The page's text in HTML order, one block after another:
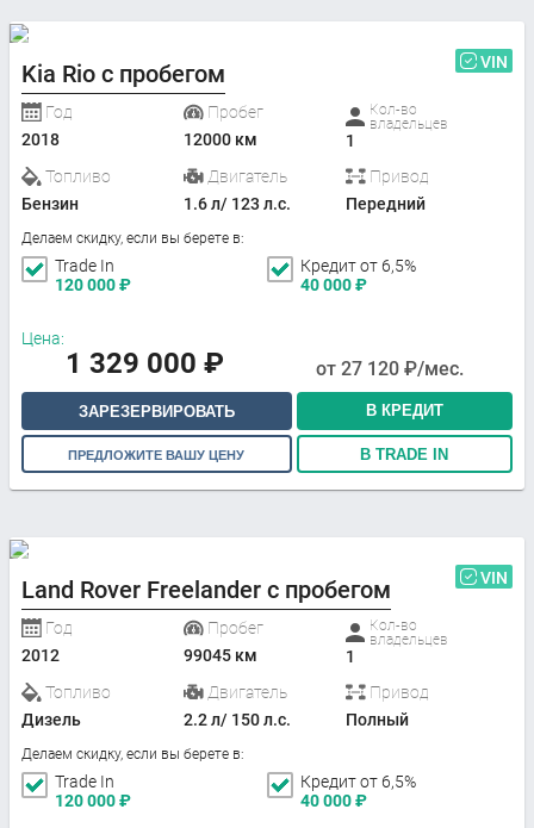
Kia Rio с пробегом VIN
Год
2018
Пробег
12000 км
Кол-во
владельцев
1
Топливо
Бензин
Двигатель
1.6 л/ 123 л.с.
Привод
Передний
Делаем скидку, если вы берете в:
Trade In
120 000₽
Кредит от 6,5%
40 000₽
Цена:
1 329 000 ₽ от 27 120 ₽/мес.
ЗАРЕЗЕРВИРОВАТЬ В КРЕДИТ
ПРЕДЛОЖИТЕ ВАШУ ЦЕНУ В TRADE IN
Land Rover Freelander с пробегом VIN
Год
2012
Пробег
99045 км
Кол-во
владельцев
1
Топливо
Дизель
Двигатель
2.2 л/ 150 л.с.
Привод
Полный
Делаем скидку, если вы берете в:
Trade In
120 000₽
Кредит от 6,5%
40 000₽